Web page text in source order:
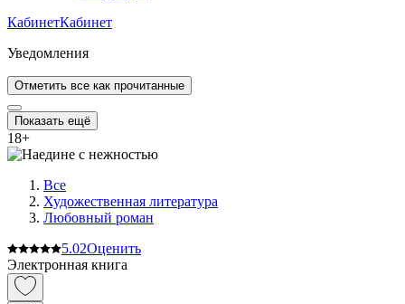
КабинетКабинет
Уведомления
Отметить все как прочитанные
Показать ещё
18+
Все
Художественная литература
Любовный роман
5.02Оценить
Электронная книга